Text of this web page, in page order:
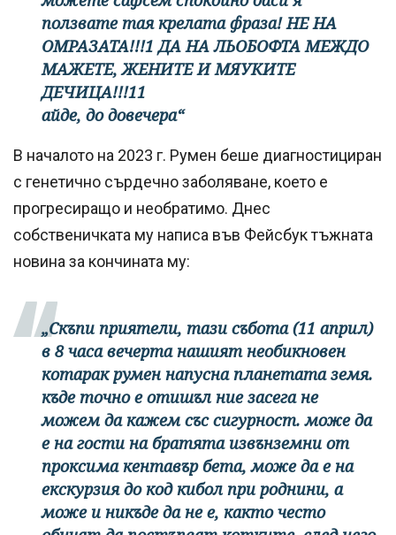
ползвате тая крелата фраза! НЕ НА
ОМРАЗАТА!!!1 ДА НА ЛЬОБОФТА МЕЖДО
МАЖЕТЕ, ЖЕНИТЕ И МЯУКИТЕ
ДЕЧИЦА!!!11
айде, до довечера“
В началото на 2023 г. Румен беше диагностициран
с генетично сърдечно заболяване, което е
прогресиращо и необратимо. Днес
собственичката му написа във Фейсбук тъжната
новина за кончината му:
„Скъпи приятели, тази събота (11 април)
в 8 часа вечерта нашият необикновен
котарак румен напусна планетата земя.
къде точно е отишъл ние засега не
можем да кажем със сигурност. може да
е на гости на братята извънземни от
проксима кентавър бета, може да е на
екскурзия до код кибол при роднини, а
може и никъде да не е, както често